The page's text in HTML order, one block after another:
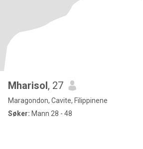
Mharisol, 27
Maragondon, Cavite, Filippinene
Søker: Mann 28 - 48